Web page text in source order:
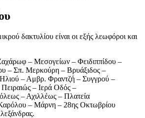
δακτυλίου είναι οι εξής λεωφόροι και
– Μεσογείων – Φειδιππίδου –
– Σπ. Μερκούρη – Βρυάξιδος –
– Αμβρ. Φραντζή – Συγγρού –
– Ιερά Οδός –
– Αχιλλέως – Πλατεία
– Μάρνη – 28ης Οκτωβρίου